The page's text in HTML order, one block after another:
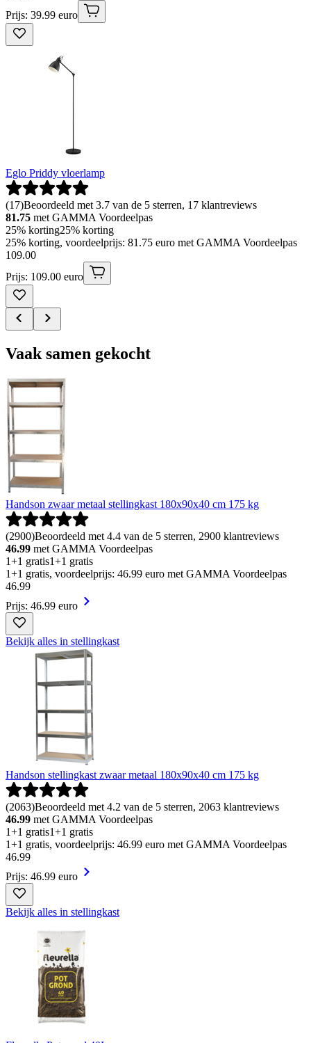
Prijs: 39.99 euro
Eglo Priddy vloerlamp
(17)Beoordeeld met 3.7 van de 5 sterren, 17 klantreviews
81.75 met GAMMA Voordeelpas
25% korting25% korting
25% korting, voordeelprijs: 81.75 euro met GAMMA Voordeelpas
109.00
Prijs: 109.00 euro
Vaak samen gekocht
Handson zwaar metaal stellingkast 180x90x40 cm 175 kg
(2900)Beoordeeld met 4.4 van de 5 sterren, 2900 klantreviews
46.99 met GAMMA Voordeelpas
1+1 gratis1+1 gratis
1+1 gratis, voordeelprijs: 46.99 euro met GAMMA Voordeelpas
46.99
Prijs: 46.99 euro
Bekijk alles in stellingkast
Handson stellingkast zwaar metaal 180x90x40 cm 175 kg
(2063)Beoordeeld met 4.2 van de 5 sterren, 2063 klantreviews
46.99 met GAMMA Voordeelpas
1+1 gratis1+1 gratis
1+1 gratis, voordeelprijs: 46.99 euro met GAMMA Voordeelpas
46.99
Prijs: 46.99 euro
Bekijk alles in stellingkast